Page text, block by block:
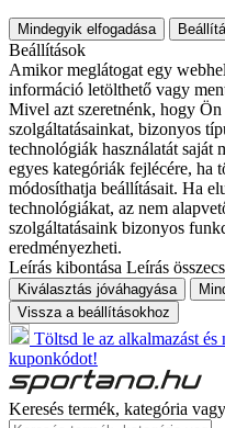
Mindegyik elfogadása
Beállítások
Amikor meglátogat egy
információ letölthető vagy
Mivel azt szeretnénk, hogy
szolgáltatásainkat, bizonyos
technológiák használatát saját
egyes kategóriák fejlécére, ha
módosíthatja beállításait. Ha
technológiákat, az nem
szolgáltatásaink bizonyos
eredményezheti.
Leírás kibontása Leírás
Kiválasztás jóváhagyása
Vissza a beállításokhoz
Töltsd le az alkalmazást
kuponkódot!
Keresés termék, kategória